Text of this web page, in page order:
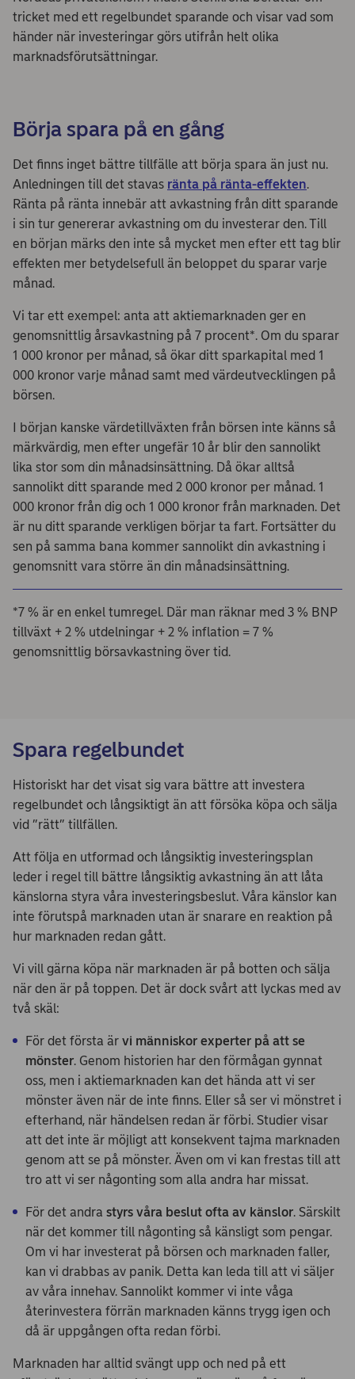
tricket med ett regelbundet sparande och visar vad som
händer när investeringar görs utifrån helt olika
marknadsförutsättningar.
Börja spara på en gång
Det finns inget bättre tillfälle att börja spara än just nu.
Anledningen till det stavas ränta på ränta-effekten.
Ränta på ränta innebär att avkastning från ditt sparande
i sin tur genererar avkastning om du investerar den. Till
en början märks den inte så mycket men efter ett tag blir
effekten mer betydelsefull än beloppet du sparar varje
månad.
Vi tar ett exempel: anta att aktiemarknaden ger en
genomsnittlig årsavkastning på 7 procent*. Om du sparar
1 000 kronor per månad, så ökar ditt sparkapital med 1
000 kronor varje månad samt med värdeutvecklingen på
börsen.
I början kanske värdetillväxten från börsen inte känns så
märkvärdig, men efter ungefär 10 år blir den sannolikt
lika stor som din månadsinsättning. Då ökar alltså
sannolikt ditt sparande med 2 000 kronor per månad. 1
000 kronor från dig och 1 000 kronor från marknaden. Det
är nu ditt sparande verkligen börjar ta fart. Fortsätter du
sen på samma bana kommer sannolikt din avkastning i
genomsnitt vara större än din månadsinsättning.
*7 % är en enkel tumregel. Där man räknar med 3 % BNP
tillväxt + 2 % utdelningar + 2 % inflation = 7 %
genomsnittlig börsavkastning över tid.
Spara regelbundet
Historiskt har det visat sig vara bättre att investera
regelbundet och långsiktigt än att försöka köpa och sälja
vid ”rätt” tillfällen.
Att följa en utformad och långsiktig investeringsplan
leder i regel till bättre långsiktig avkastning än att låta
känslorna styra våra investeringsbeslut. Våra känslor kan
inte förutspå marknaden utan är snarare en reaktion på
hur marknaden redan gått.
Vi vill gärna köpa när marknaden är på botten och sälja
när den är på toppen. Det är dock svårt att lyckas med av
två skäl:
För det första är vi människor experter på att se
mönster. Genom historien har den förmågan gynnat
oss, men i aktiemarknaden kan det hända att vi ser
mönster även när de inte finns. Eller så ser vi mönstret i
efterhand, när händelsen redan är förbi. Studier visar
att det inte är möjligt att konsekvent tajma marknaden
genom att se på mönster. Även om vi kan frestas till att
tro att vi ser någonting som alla andra har missat.
För det andra styrs våra beslut ofta av känslor. Särskilt
när det kommer till någonting så känsligt som pengar.
Om vi har investerat på börsen och marknaden faller,
kan vi drabbas av panik. Detta kan leda till att vi säljer
av våra innehav. Sannolikt kommer vi inte våga
återinvestera förrän marknaden känns trygg igen och
då är uppgången ofta redan förbi.
Marknaden har alltid svängt upp och ned på ett